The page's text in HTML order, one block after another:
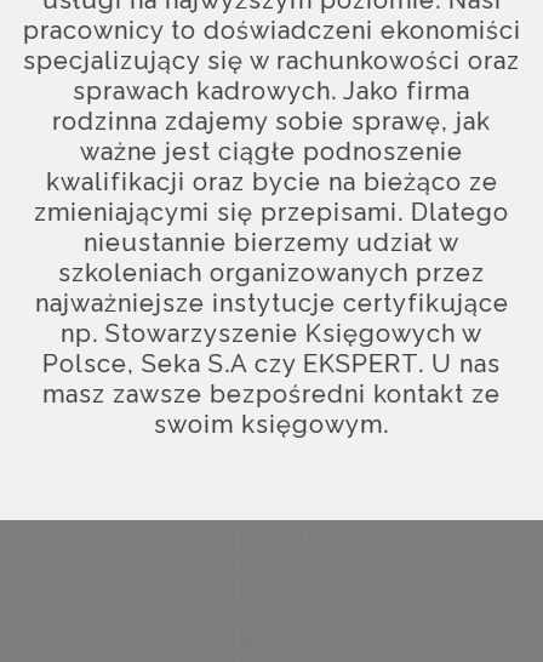
pracownicy to doświadczeni ekonomiści
specjalizujący się w rachunkowości oraz
sprawach kadrowych. Jako firma
rodzinna zdajemy sobie sprawę, jak
ważne jest ciągłe podnoszenie
kwalifikacji oraz bycie na bieżąco ze
zmieniającymi się przepisami. Dlatego
nieustannie bierzemy udział w
szkoleniach organizowanych przez
najważniejsze instytucje certyfikujące
np. Stowarzyszenie Księgowych w
Polsce, Seka S.A czy EKSPERT. U nas
masz zawsze bezpośredni kontakt ze
swoim księgowym.